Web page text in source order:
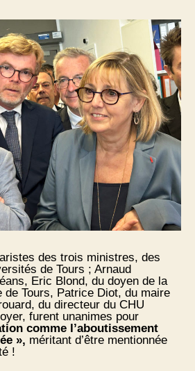
des trois ministres, des
de Tours ; Arnaud
Eric Blond, du doyen de la
de Tours, Patrice Diot, du maire
du directeur du CHU
furent unanimes pour
comme l’aboutissement
», méritant d’être mentionnée
!